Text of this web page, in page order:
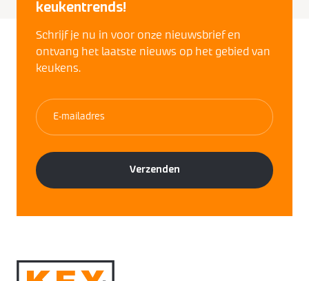
keukentrends!
Schrijf je nu in voor onze nieuwsbrief en
ontvang het laatste nieuws op het gebied van
keukens.